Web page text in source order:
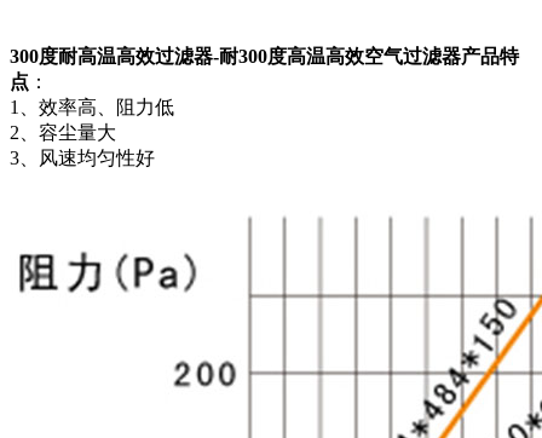
300度耐高温高效过滤器-耐300度高温高效空气过滤器产品特
点 ：
1、效率高、阻力低
2、容尘量大
3、风速均匀性好